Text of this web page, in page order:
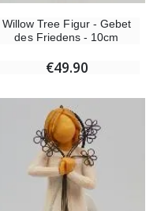
Willow Tree Figur - Gebet
des Friedens - 10cm
€49.90